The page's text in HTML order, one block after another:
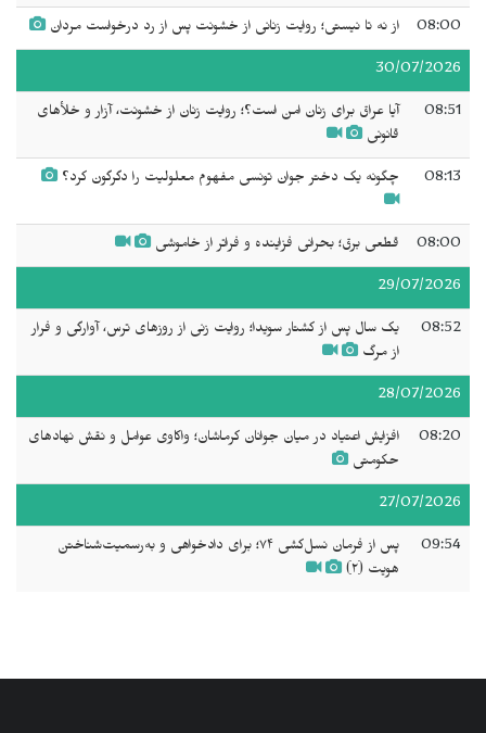
08:00 از نه تا نیستی؛ روایت زنانی از خشونت پس از رد درخواست مردان
30/07/2026
08:51
آیا عراق برای زنان امن است؟؛ روایت زنان از خشونت، آزار و خلأهای
قانونی
08:13 چگونه یک دختر جوان تونسی مفهوم معلولیت را دگرگون کرد؟
08:00 قطعی برق؛ بحرانی فزاینده و فراتر از خاموشی
29/07/2026
08:52
یک سال پس از کشتار سویدا؛ روایت زنی از روزهای ترس، آوارگی و فرار
از مرگ
28/07/2026
08:20
افزایش اعتیاد در میان جوانان کرماشان؛ واکاوی عوامل و نقش نهادهای
حکومتی
27/07/2026
09:54
پس از فرمان نسل‌کشی ۷۴؛ برای دادخواهی و به‌رسمیت‌شناختن
هویت (۲)